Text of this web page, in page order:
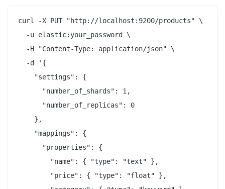
curl -X PUT "http://localhost:9200/products" \
  -u elastic:your_password \
  -H "Content-Type: application/json" \
  -d '{
    "settings": {
      "number_of_shards": 1,
      "number_of_replicas": 0
    },
    "mappings": {
      "properties": {
        "name": { "type": "text" },
        "price": { "type": "float" },